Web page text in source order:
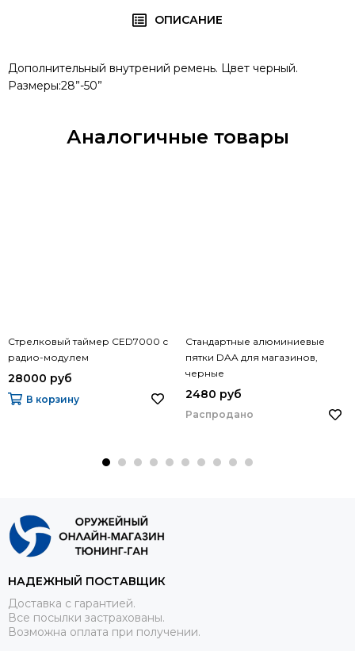
ОПИСАНИЕ
Дополнительный внутрений ремень. Цвет черный.
Размеры:28”-50”
Аналогичные товары
Стрелковый таймер CED7000 с
радио-модулем
28000 руб
В корзину
Стандартные алюминиевые
пятки DAA для магазинов,
черные
2480 руб
Распродано
НАДЕЖНЫЙ ПОСТАВЩИК
Доставка с гарантией.
Все посылки застрахованы.
Возможна оплата при получении.